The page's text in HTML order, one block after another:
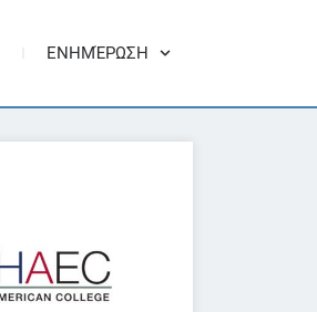
ΕΝΗΜΈΡΩΣΗ